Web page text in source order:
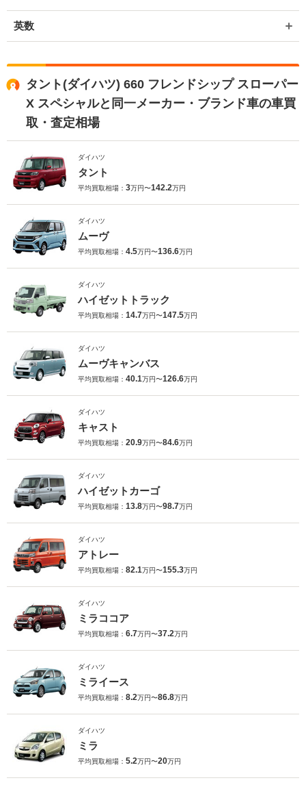
英数
タント(ダイハツ) 660 フレンドシップ スローパー
X スペシャルと同一メーカー・ブランド車の車買
取・査定相場
ダイハツ
タント
平均買取相場： 3万円〜142.2万円
ダイハツ
ムーヴ
平均買取相場： 4.5万円〜136.6万円
ダイハツ
ハイゼットトラック
平均買取相場： 14.7万円〜147.5万円
ダイハツ
ムーヴキャンバス
平均買取相場： 40.1万円〜126.6万円
ダイハツ
キャスト
平均買取相場： 20.9万円〜84.6万円
ダイハツ
ハイゼットカーゴ
平均買取相場： 13.8万円〜98.7万円
ダイハツ
アトレー
平均買取相場： 82.1万円〜155.3万円
ダイハツ
ミラココア
平均買取相場： 6.7万円〜37.2万円
ダイハツ
ミライース
平均買取相場： 8.2万円〜86.8万円
ダイハツ
ミラ
平均買取相場： 5.2万円〜20万円